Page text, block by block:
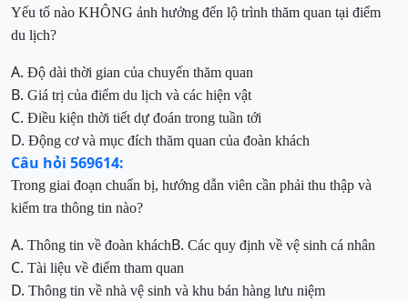
Yếu tố nào KHÔNG ảnh hưởng đến lộ trình thăm quan tại điểm
du lịch?
A. Độ dài thời gian của chuyến thăm quan
B. Giá trị của điểm du lịch và các hiện vật
C. Điều kiện thời tiết dự đoán trong tuần tới
D. Động cơ và mục đích thăm quan của đoàn khách
Câu hỏi 569614:
Trong giai đoạn chuẩn bị, hướng dẫn viên cần phải thu thập và
kiểm tra thông tin nào?
A. Thông tin về đoàn kháchB. Các quy định về vệ sinh cá nhân
C. Tài liệu về điểm tham quan
D. Thông tin về nhà vệ sinh và khu bán hàng lưu niệm